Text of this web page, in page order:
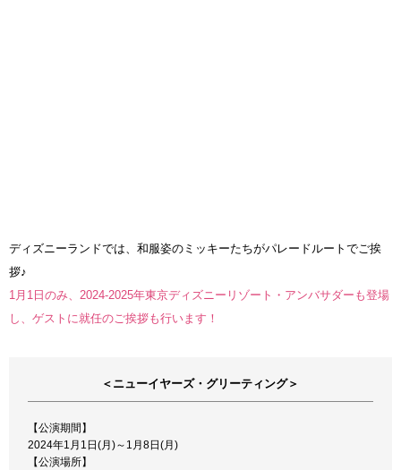
ディズニーランドでは、和服姿のミッキーたちがパレードルートでご挨
拶♪
1月1日のみ、2024-2025年東京ディズニーリゾート・アンバサダーも登場
し、ゲストに就任のご挨拶も行います！
＜ニューイヤーズ・グリーティング＞
【公演期間】
2024年1月1日(月)～1月8日(月)
【公演場所】